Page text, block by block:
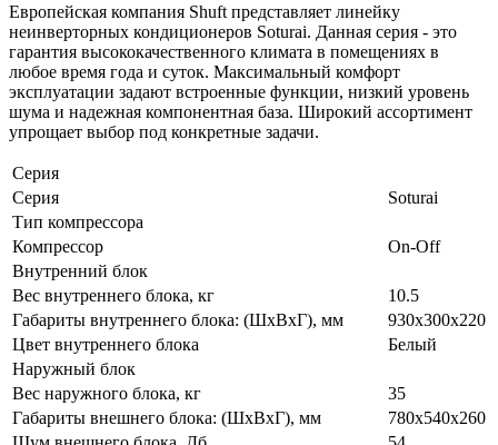
Европейская компания Shuft представляет линейку
неинверторных кондиционеров Soturai. Данная серия - это
гарантия высококачественного климата в помещениях в
любое время года и суток. Максимальный комфорт
эксплуатации задают встроенные функции, низкий уровень
шума и надежная компонентная база. Широкий ассортимент
упрощает выбор под конкретные задачи.
Серия
Серия
Soturai
Тип компрессора
Компрессор
On-Off
Внутренний блок
Вес внутреннего блока, кг
10.5
Габариты внутреннего блока: (ШхВхГ), мм
930х300х220
Цвет внутреннего блока
Белый
Наружный блок
Вес наружного блока, кг
35
Габариты внешнего блока: (ШхВхГ), мм
780х540х260